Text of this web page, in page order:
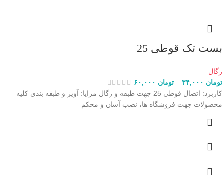
بست تک قوطی 25
رگال
تومان
– تومان
کاربرد: اتصال قوطی 25 جهت طبقه و رگال مزایا: آویز و طبقه بندی کلیه
محصولات جهت فروشگاه ها، نصب آسان و محکم